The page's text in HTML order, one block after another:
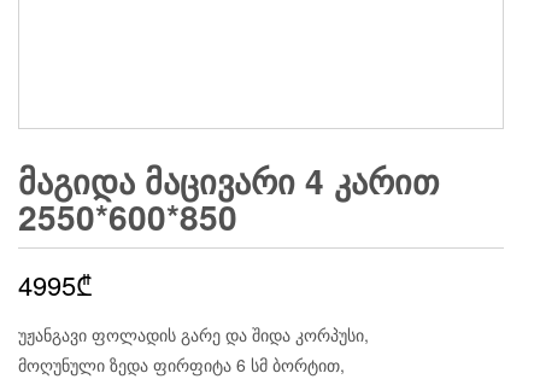
ᲛᲐᲒᲘᲓᲐ ᲛᲐᲪᲘᲕᲐᲠᲘ 4 ᲙᲐᲠᲘᲗ
2550*600*850
4995₾
უჟანგავი ფოლადის გარე და შიდა კორპუსი,
მოღუნული ზედა ფირფიტა 6 სმ ბორტით,